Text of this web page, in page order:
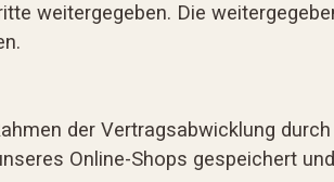
weitergegeben. Die
der Vertragsabwicklung
Online-Shops gespeichert